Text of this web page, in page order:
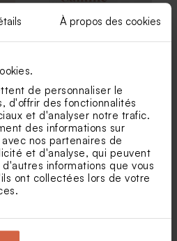
À propos des cookies
de personnaliser le
d'offrir des fonctionnalités
et d'analyser notre trafic.
des informations sur
nos partenaires de
et d'analyse, qui peuvent
informations que vous
ont collectées lors de votre
Dragées jaune velours
baptême 1 kg (± 240 ex)
Sticker baptême
transparent pour prénom
(3.7 cm)
Tadaaz x Roomblush